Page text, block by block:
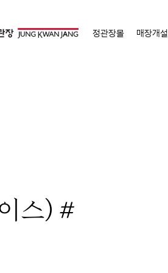
정관장몰 매장개설
스) #